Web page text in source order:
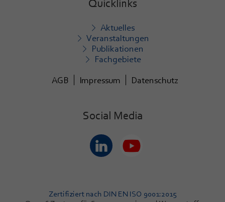
Quicklinks
Aktuelles
Veranstaltungen
Publikationen
Fachgebiete
AGB
Impressum Datenschutz
Social Media
Zertifiziert nach DIN EN ISO 9001:2015